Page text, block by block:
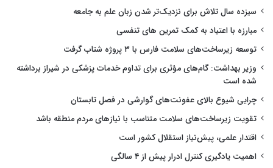
سیزده سال تلاش برای نزدیک‌تر شدن زبان علم به جامعه
مبارزه با اعتیاد به کمک تمرین های تنفسی
توسعه زیرساخت‌های سلامت فارس با ۳ پروژه شتاب گرفت
وزیر بهداشت: گام‌های مؤثری برای تداوم خدمات پزشکی در شیراز برداشته
شده است
چرایی شیوع بالای عفونت‌های گوارشی در فصل تابستان
تقویت زیرساخت‌های سلامت متناسب با نیازهای مردم منطقه باشد
اقتدار علمی، پیش‌نیاز استقلال کشور است
اهمیت یادگیری کنترل ادرار پیش از ۴ سالگی